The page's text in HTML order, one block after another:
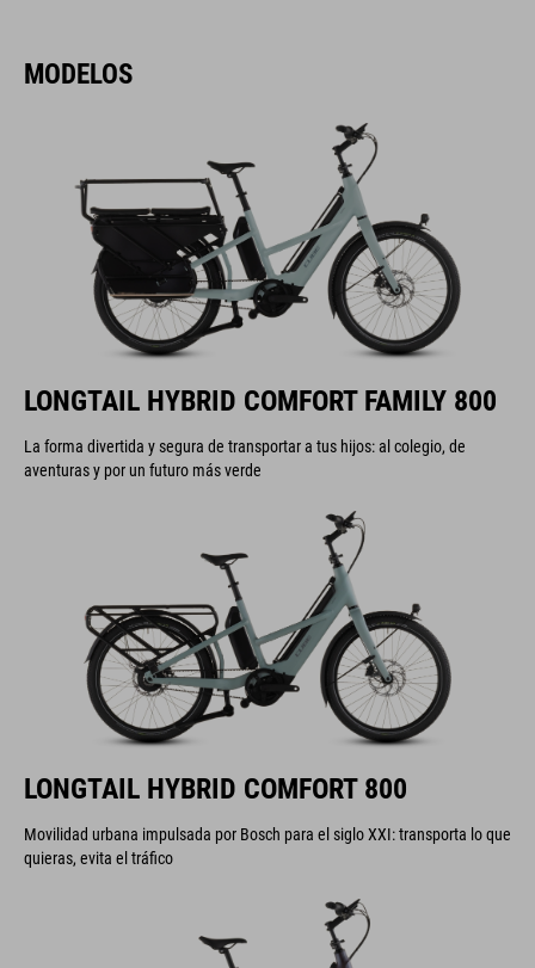
MODELOS
LONGTAIL HYBRID COMFORT FAMILY 800
La forma divertida y segura de transportar a tus hijos: al colegio, de
aventuras y por un futuro más verde
LONGTAIL HYBRID COMFORT 800
Movilidad urbana impulsada por Bosch para el siglo XXI: transporta lo que
quieras, evita el tráfico